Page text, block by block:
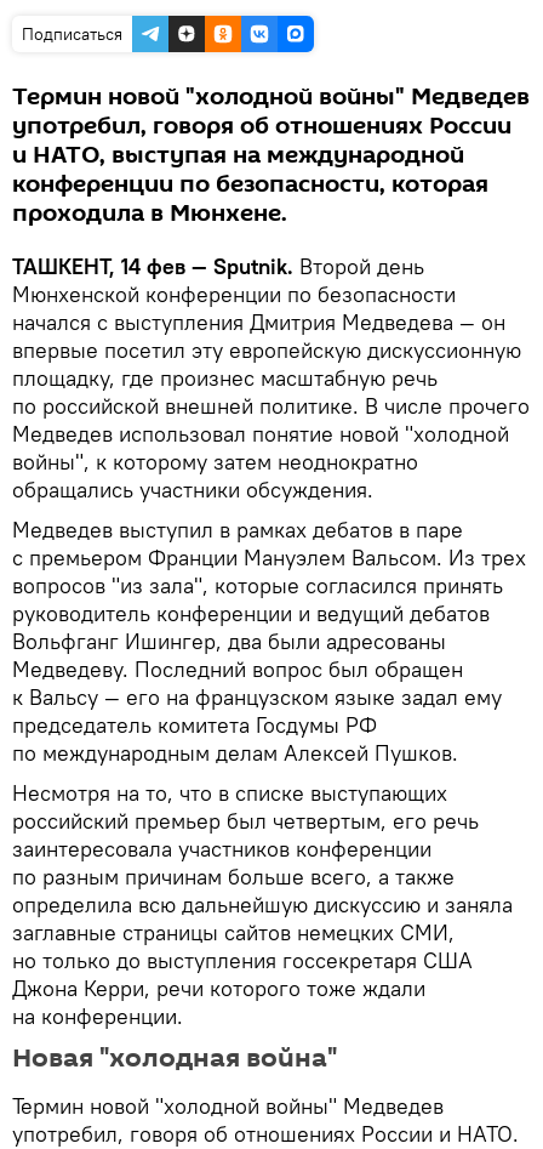
Подписаться
Термин новой "холодной войны" Медведев
употребил, говоря об отношениях России
и НАТО, выступая на международной
конференции по безопасности, которая
проходила в Мюнхене.
ТАШКЕНТ, 14 фев — Sputnik. Второй день
Мюнхенской конференции по безопасности
начался с выступления Дмитрия Медведева — он
впервые посетил эту европейскую дискуссионную
площадку, где произнес масштабную речь
по российской внешней политике. В числе прочего
Медведев использовал понятие новой "холодной
войны", к которому затем неоднократно
обращались участники обсуждения.
Медведев выступил в рамках дебатов в паре
с премьером Франции Мануэлем Вальсом. Из трех
вопросов "из зала", которые согласился принять
руководитель конференции и ведущий дебатов
Вольфганг Ишингер, два были адресованы
Медведеву. Последний вопрос был обращен
к Вальсу — его на французском языке задал ему
председатель комитета Госдумы РФ
по международным делам Алексей Пушков.
Несмотря на то, что в списке выступающих
российский премьер был четвертым, его речь
заинтересовала участников конференции
по разным причинам больше всего, а также
определила всю дальнейшую дискуссию и заняла
заглавные страницы сайтов немецких СМИ,
но только до выступления госсекретаря США
Джона Керри, речи которого тоже ждали
на конференции.
Новая "холодная война"
Термин новой "холодной войны" Медведев
употребил, говоря об отношениях России и НАТО.